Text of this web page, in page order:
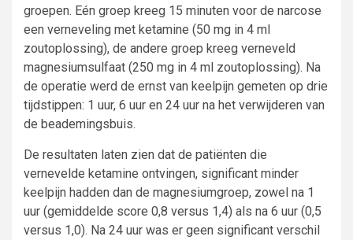
groepen. Eén groep kreeg 15 minuten voor de narcose
een verneveling met ketamine (50 mg in 4 ml
zoutoplossing), de andere groep kreeg verneveld
magnesiumsulfaat (250 mg in 4 ml zoutoplossing). Na
de operatie werd de ernst van keelpijn gemeten op drie
tijdstippen: 1 uur, 6 uur en 24 uur na het verwijderen van
de beademingsbuis.
De resultaten laten zien dat de patiënten die
vernevelde ketamine ontvingen, significant minder
keelpijn hadden dan de magnesiumgroep, zowel na 1
uur (gemiddelde score 0,8 versus 1,4) als na 6 uur (0,5
versus 1,0). Na 24 uur was er geen significant verschil